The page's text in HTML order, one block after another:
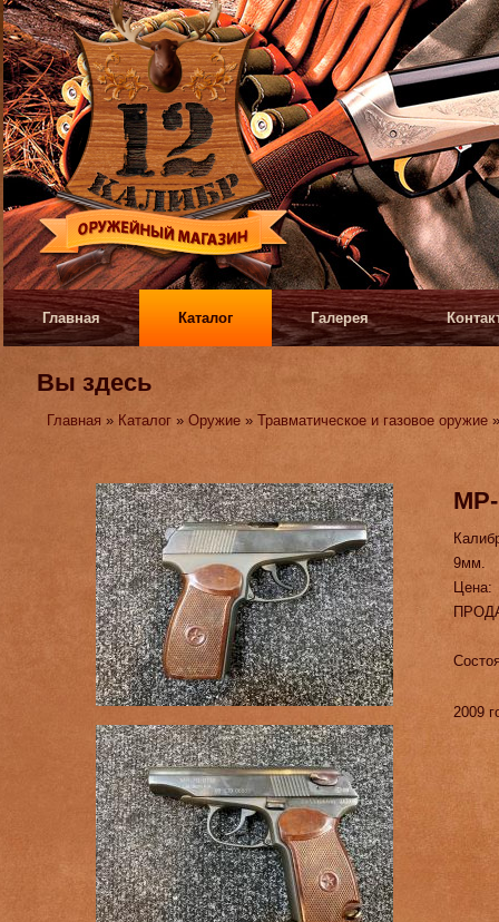
Главная Каталог Галерея
Вы здесь
Главная » Каталог »Оружие »Травматическое и газовое оружие
9мм.
Цена:
2009